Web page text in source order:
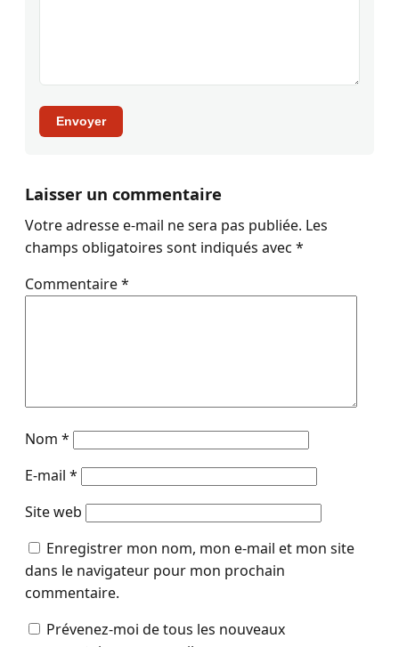
Envoyer
Laisser un commentaire
Votre adresse e-mail ne sera pas publiée. Les
champs obligatoires sont indiqués avec *
Commentaire*
Nom *
E-mail *
Site web
Enregistrer mon nom, mon e-mail et mon site
dans le navigateur pour mon prochain
commentaire.
Prévenez-moi de tous les nouveaux